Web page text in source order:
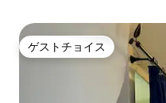
ゲストチョイス
ゲストチョイス